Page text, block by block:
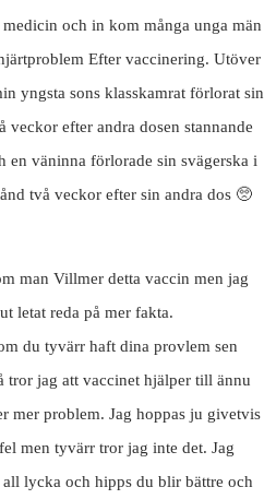
medicin och in kom många unga män
Efter vaccinering. Utöver
yngsta sons klasskamrat förlorat sin
veckor efter andra dosen stannande
en väninna förlorade sin svägerska i
två veckor efter sin andra dos 🥺
man Villmer detta vaccin men jag
letat reda på mer fakta.
du tyvärr haft dina provlem sen
tror jag att vaccinet hjälper till ännu
mer problem. Jag hoppas ju givetvis
men tyvärr tror jag inte det. Jag
lycka och hipps du blir bättre och